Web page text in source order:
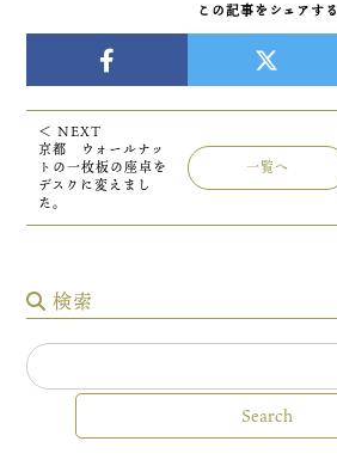
この記事をシェアする
＜ NEXT
京都 ウォールナッ
トの一枚板の座卓を
デスクに変えまし
た。
一覧へ
検索